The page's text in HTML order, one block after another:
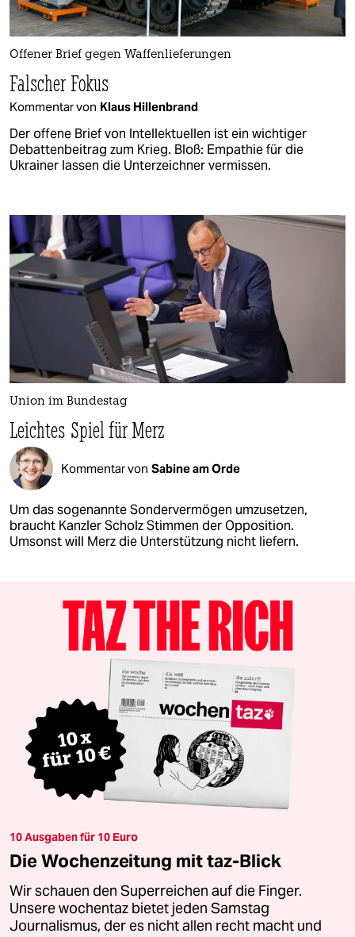
Offener Brief gegen Waffenlieferungen
Falscher Fokus
Kommentar von Klaus Hillenbrand
Der offene Brief von Intellektuellen ist ein wichtiger
Debattenbeitrag zum Krieg. Bloß: Empathie für die
Ukrainer lassen die Unterzeichner vermissen.
Union im Bundestag
Leichtes Spiel für Merz
Kommentar von Sabine am Orde
Um das sogenannte Sondervermögen umzusetzen,
braucht Kanzler Scholz Stimmen der Opposition.
Umsonst will Merz die Unterstützung nicht liefern.
10 Ausgaben für 10 Euro
Die Wochenzeitung mit taz-Blick
Wir schauen den Superreichen auf die Finger.
Unsere wochentaz bietet jeden Samstag
Journalismus, der es nicht allen recht macht und